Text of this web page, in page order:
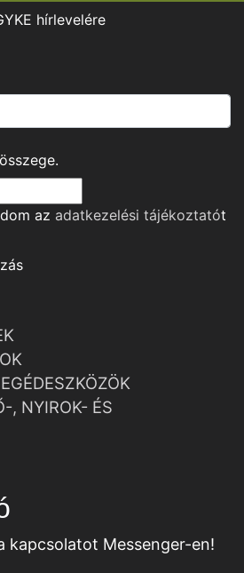
hírlevelére
összege.
az adatkezelési tájékoztatót
, NYIROK- ÉS
kapcsolatot Messenger-en!